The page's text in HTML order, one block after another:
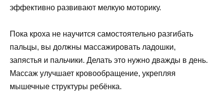
эффективно развивают мелкую моторику.
Пока кроха не научится самостоятельно разгибать
пальцы, вы должны массажировать ладошки,
запястья и пальчики. Делать это нужно дважды в день.
Массаж улучшает кровообращение, укрепляя
мышечные структуры ребёнка.